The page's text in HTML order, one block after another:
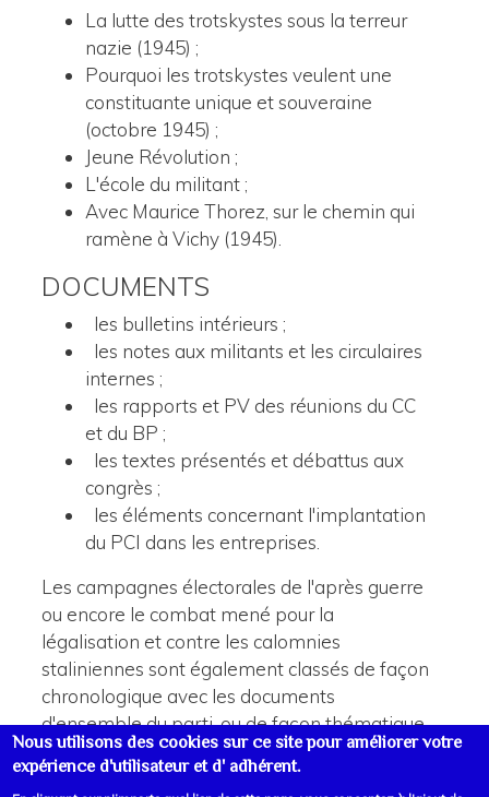
Nous utilisons des cookies sur ce site pour améliorer votre
expérience d'utilisateur et d' adhérent.
La lutte des trotskystes sous la terreur
nazie (1945) ;
Pourquoi les trotskystes veulent une
constituante unique et souveraine
(octobre 1945) ;
Jeune Révolution ;
L'école du militant ;
Avec Maurice Thorez, sur le chemin qui
ramène à Vichy (1945).
DOCUMENTS
les bulletins intérieurs ;
les notes aux militants et les circulaires
internes ;
les rapports et PV des réunions du CC
et du BP ;
les textes présentés et débattus aux
congrès ;
les éléments concernant l'implantation
du PCI dans les entreprises.
Les campagnes électorales de l'après guerre
ou encore le combat mené pour la
légalisation et contre les calomnies
staliniennes sont également classés de façon
chronologique avec les documents
d'ensemble du parti, ou de façon thématique
pour certains d'entre eux.